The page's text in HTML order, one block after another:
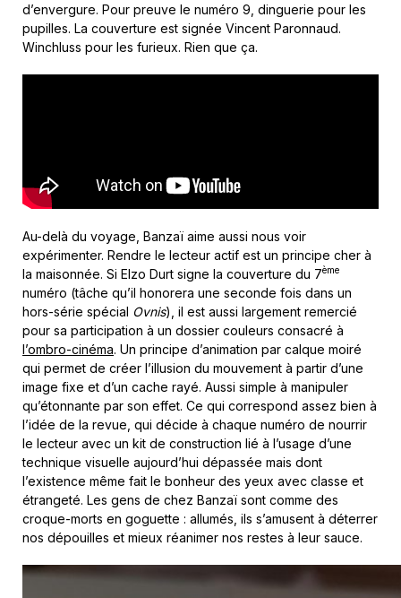
d’envergure. Pour preuve le numéro 9, dinguerie pour les
pupilles. La couverture est signée Vincent Paronnaud.
Winchluss pour les furieux. Rien que ça.
Au-delà du voyage, Banzaï aime aussi nous voir
expérimenter. Rendre le lecteur actif est un principe cher à
la maisonnée. Si Elzo Durt signe la couverture du 7ème
numéro (tâche qu’il honorera une seconde fois dans un
hors-série spécial Ovnis), il est aussi largement remercié
pour sa participation à un dossier couleurs consacré à
l’ombro-cinéma. Un principe d’animation par calque moiré
qui permet de créer l’illusion du mouvement à partir d’une
image fixe et d’un cache rayé. Aussi simple à manipuler
qu’étonnante par son effet. Ce qui correspond assez bien à
l’idée de la revue, qui décide à chaque numéro de nourrir
le lecteur avec un kit de construction lié à l’usage d’une
technique visuelle aujourd’hui dépassée mais dont
l’existence même fait le bonheur des yeux avec classe et
étrangeté. Les gens de chez Banzaï sont comme des
croque-morts en goguette : allumés, ils s’amusent à déterrer
nos dépouilles et mieux réanimer nos restes à leur sauce.